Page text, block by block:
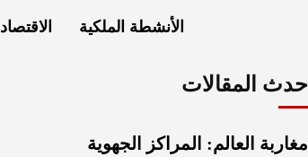
الاقتصاد الأنشطة الملكية
أحدث المقالات
مغاربة العالم: المراكز الجهوية